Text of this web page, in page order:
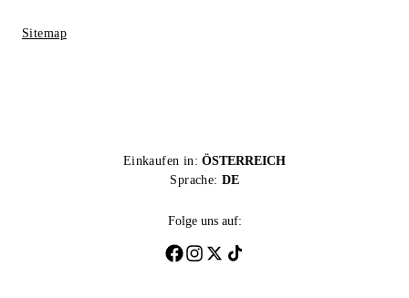
Sitemap
Einkaufen in: ÖSTERREICH
Sprache: DE
Folge uns auf: